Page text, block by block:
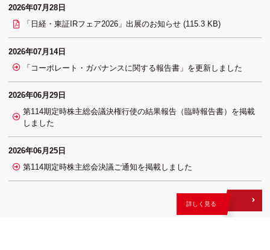
2026年07月28日
「日経・東証IRフェア2026」出展のお知らせ (115.3 KB)
2026年07月14日
「コーポレート・ガバナンスに関する報告書」を更新しました
2026年06月29日
第114期定時株主総会議決権行使の結果報告（臨時報告書）を掲載
しました
2026年06月25日
第114期定時株主総会決議ご通知を掲載しました
詳しく見る